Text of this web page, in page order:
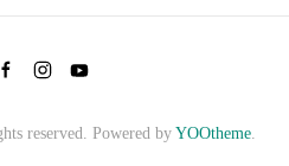
reserved. Powered by YOOtheme.